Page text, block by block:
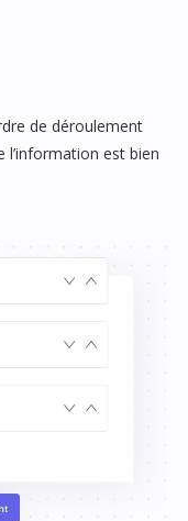
de déroulement
l’information est bien